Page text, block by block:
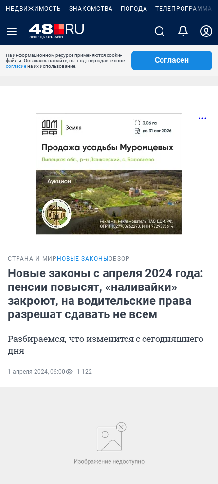
НЕДВИЖИМОСТЬ ЗНАКОМСТВА ПОГОДА ТЕЛЕПРОГРАММА
На информационном ресурсе применяются cookie-
файлы. Оставаясь на сайте, вы подтверждаете свое
согласиена их использование.
Согласен
СТРАНА И МИР НОВЫЕ ЗАКОНЫ ОБЗОР
Новые законы с апреля 2024 года:
пенсии повысят, «наливайки»
закроют, на водительские права
разрешат сдавать не всем
Разбираемся, что изменится с сегодняшнего
дня
1 апреля 2024, 06:00 1 122